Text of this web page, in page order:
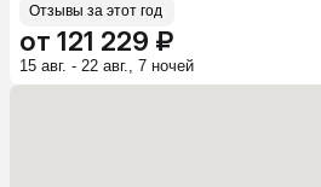
Отзывы за этот год
от 121 229 ₽
15 авг. - 22 авг., 7 ночей